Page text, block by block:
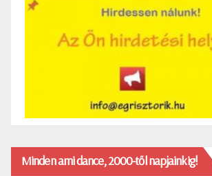
Minden ami dance, 2000-től napjainkig!